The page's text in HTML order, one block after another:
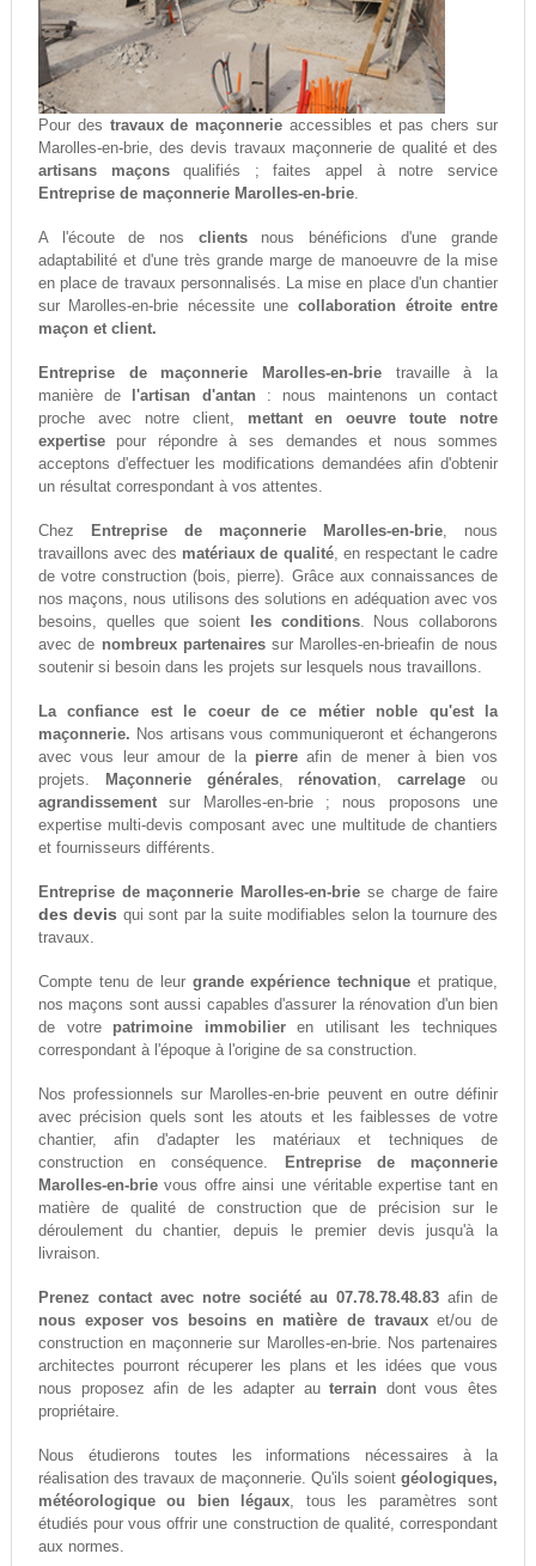
Pour des travaux de maçonnerie accessibles et pas chers sur
Marolles-en-brie, des devis travaux maçonnerie de qualité et des
artisans maçonsqualifiés ; faites appel à notre service
Entreprise de maçonnerie Marolles-en-brie.
A l'écoute de nos clientsnous bénéficions d'une grande
adaptabilité et d'une très grande marge de manoeuvre de la mise
en place de travaux personnalisés. La mise en place d'un chantier
sur Marolles-en-brie nécessite unecollaboration étroite entre
maçon et client.
Entreprise de maçonnerie Marolles-en-brie travaille à la
manière de
l'artisan d'antan : nous maintenons un contact
proche avec notre client, mettant en oeuvre toute notre
expertisepour répondre à ses demandes et nous sommes
acceptons d'effectuer les modifications demandées afin d'obtenir
un résultat correspondant à vos attentes.
Chez Entreprise de maçonnerie Marolles-en-brie, nous
travaillons avec des matériaux de qualité, en respectant le cadre
de votre construction (bois, pierre). Grâce aux connaissances de
nos maçons, nous utilisons des solutions en adéquation avec vos
besoins, quelles que soient
les conditions. Nous collaborons
avec de nombreux partenairessur Marolles-en-brieafin de nous
soutenir si besoin dans les projets sur lesquels nous travaillons.
La confiance est le coeur de ce métier noble qu'est la
maçonnerie. Nos artisans vous communiqueront et échangerons
avec vous leur amour de la pierre afin de mener à bien vos
projets.
Maçonnerie générales, rénovation,carrelage ou
agrandissementsur Marolles-en-brie ; nous proposons une
expertise multi-devis composant avec une multitude de chantiers
et fournisseurs différents.
Entreprise de maçonnerie Marolles-en-brie se charge de faire
des devis qui sont par la suite modifiables selon la tournure des
travaux.
Compte tenu de leur grande expérience technique et pratique,
nos maçons sont aussi capables d'assurer la rénovation d'un bien
de votre patrimoine immobilieren utilisant les techniques
correspondant à l'époque à l'origine de sa construction.
Nos professionnels sur Marolles-en-brie peuvent en outre définir
avec précision quels sont les atouts et les faiblesses de votre
chantier, afin d'adapter les matériaux et techniques de
construction en conséquence.
Entreprise de maçonnerie
Marolles-en-brievous offre ainsi une véritable expertise tant en
matière de qualité de construction que de précision sur le
déroulement du chantier, depuis le premier devis jusqu'à la
livraison.
Prenez contact avec notre société au 07.78.78.48.83 afin de
nous exposer vos besoins en matière de travauxet/ou de
construction en maçonnerie sur Marolles-en-brie. Nos partenaires
architectes pourront récuperer les plans et les idées que vous
nous proposez afin de les adapter auterrain dont vous êtes
propriétaire.
Nous étudierons toutes les informations nécessaires à la
réalisation des travaux de maçonnerie. Qu'ils soientgéologiques,
météorologique ou bien légaux, tous les paramètres sont
étudiés pour vous offrir une construction de qualité, correspondant
aux normes.